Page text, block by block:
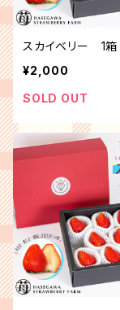
スカイベリー 1箱
¥2,000
SOLD OUT